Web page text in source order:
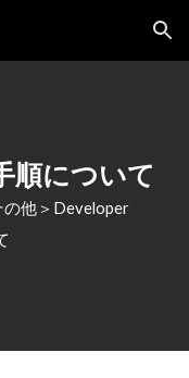
Skip to navigation
順について
の他＞Developer